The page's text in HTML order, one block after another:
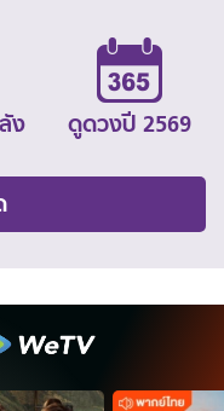
ง
ดูดวงปี 2569